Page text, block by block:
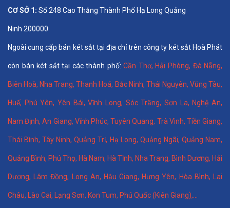
CƠ SỞ 1: Số 248 Cao Thắng Thành Phố Hạ Long Quảng
Ninh 200000
Ngoài cung cấp bán két sắt tại địa chỉ trên công ty két sắt Hoà Phát
còn bán két sắt tại các thành phố:Cần Thơ, Hải Phòng, Đà Nẵng,
Biên Hoà, Nha Trang,Thanh Hoá, Bắc Ninh, Thái Nguyên, Vũng Tàu,
Huế, Phú Yên,Yên Bái,Vĩnh Long, Sóc Trăng,Sơn La, Nghệ An,
Nam Định,An Giang, Vĩnh Phúc,Tuyên Quang, Trà Vinh, Tiền Giang,
Thái Bình,Tây Ninh,Quảng Trị, Hạ Long, Quảng Ngãi, Quảng Nam,
Quảng Bình, Phú Thọ, Hà Nam, Hà Tĩnh, Nha Trang, Bình Dương, Hải
Dương, Lâm Đồng, Long An, Hậu Giang, Hưng Yên, Hòa Bình, Lai
Châu, Lào Cai, Lạng Sơn, Kon Tum, Phú Quốc (Kiên Giang),...